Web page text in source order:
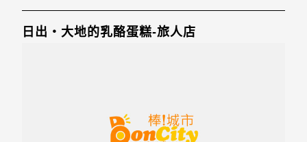
日出‧大地的乳酪蛋糕-旅人店